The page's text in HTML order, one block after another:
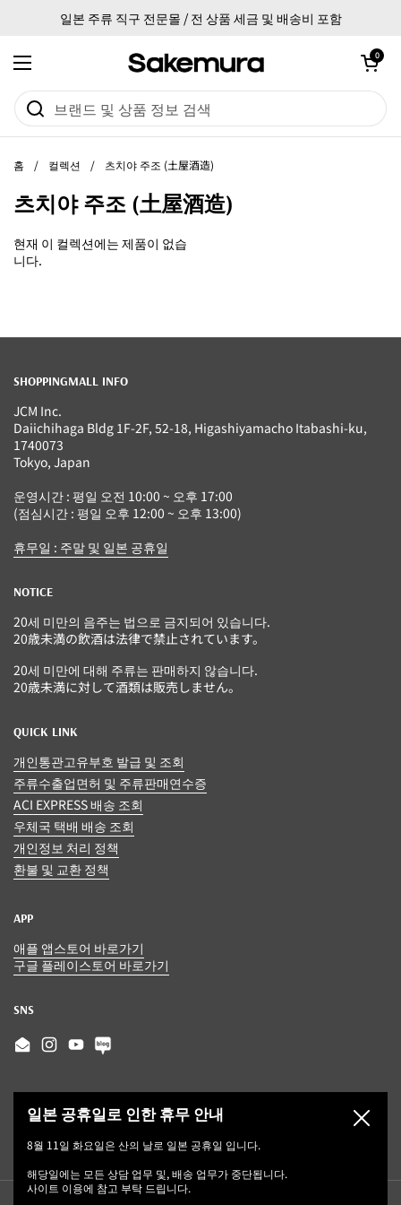
일본 주류 직구 전문몰 / 전 상품 세금 및 배송비 포함
메뉴 열기
카트 열기
0
홈 / 컬렉션 / 츠치야 주조 (土屋酒造)
츠치야 주조 (土屋酒造)
현재 이 컬렉션에는 제품이 없습
니다.
SHOPPINGMALL INFO
JCM Inc.
Daiichihaga Bldg 1F-2F, 52-18, Higashiyamacho Itabashi-ku,
1740073
Tokyo, Japan
운영시간 : 평일 오전 10:00 ~ 오후 17:00
(점심시간 : 평일 오후 12:00 ~ 오후 13:00)
휴무일 : 주말 및 일본 공휴일
NOTICE
20세 미만의 음주는 법으로 금지되어 있습니다.
20歳未満の飲酒は法律で禁止されています。
20세 미만에 대해 주류는 판매하지 않습니다.
20歳未満に対して酒類は販売しません。
QUICK LINK
개인통관고유부호 발급 및 조회
주류수출업면허 및 주류판매연수증
ACI EXPRESS 배송 조회
우체국 택배 배송 조회
개인정보 처리 정책
환불 및 교환 정책
APP
애플 앱스토어 바로가기
구글 플레이스토어 바로가기
SNS
EmailInstagram
YouTube
일본 공휴일로 인한 휴무 안내
8월 11일 화요일은 산의 날로 일본 공휴일 입니다.
해당일에는 모든 상담 업무 및, 배송 업무가 중단됩니다.
사이트 이용에 참고 부탁 드립니다.
닫기